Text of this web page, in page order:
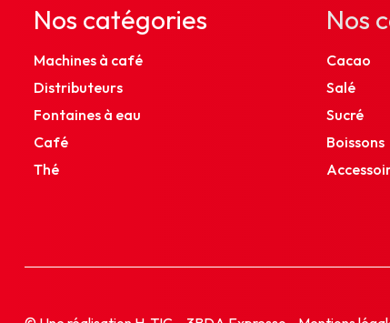
Nos catégories
Machines à café
Distributeurs
Fontaines à eau
Café
Thé
Nos
Cacao
Salé
Sucré
Boissons